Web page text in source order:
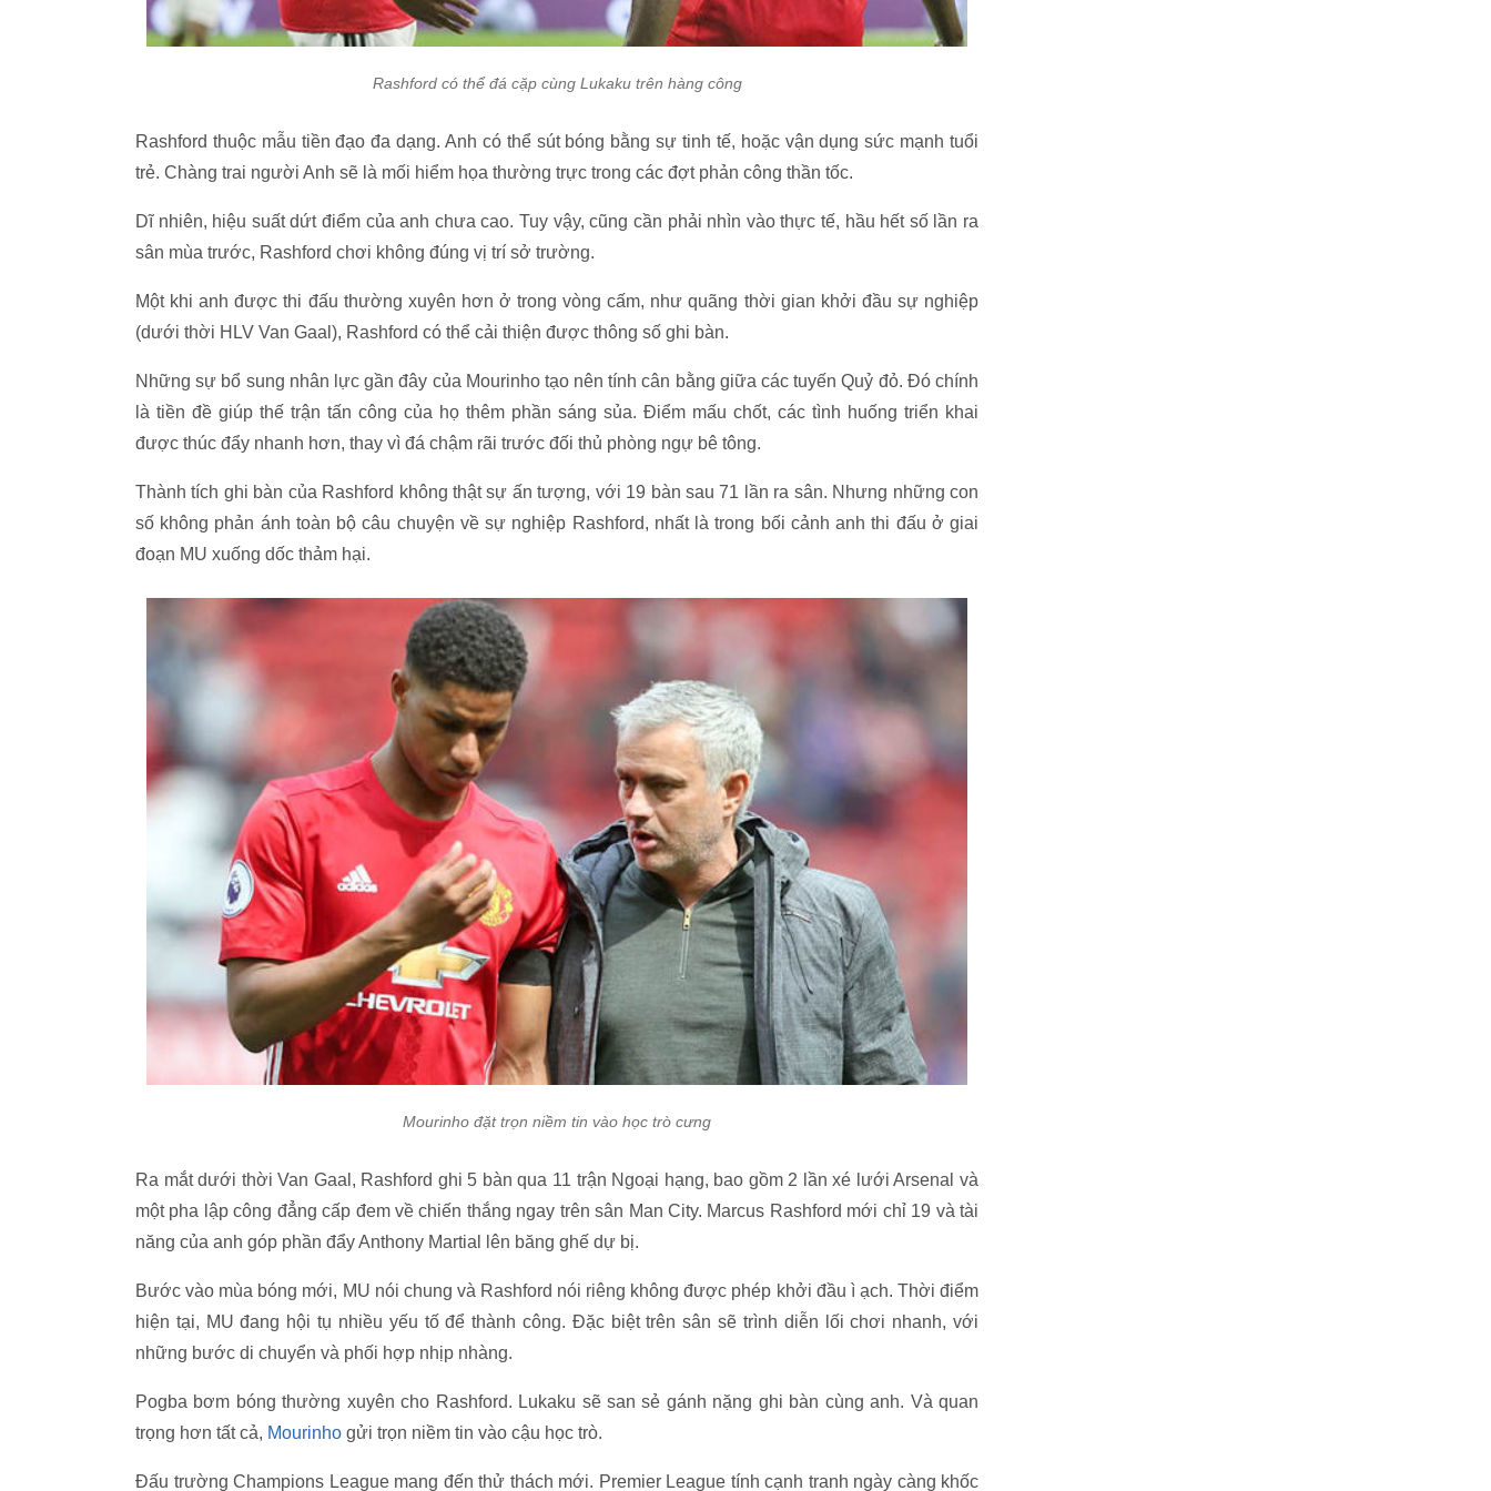
Rashford có thể đá cặp cùng Lukaku trên hàng công
Rashford thuộc mẫu tiền đạo đa dạng. Anh có thể sút bóng bằng sự tinh tế, hoặc vận dụng sức mạnh tuổi
trẻ. Chàng trai người Anh sẽ là mối hiểm họa thường trực trong các đợt phản công thần tốc.
Dĩ nhiên, hiệu suất dứt điểm của anh chưa cao. Tuy vậy, cũng cần phải nhìn vào thực tế, hầu hết số lần ra
sân mùa trước, Rashford chơi không đúng vị trí sở trường.
Một khi anh được thi đấu thường xuyên hơn ở trong vòng cấm, như quãng thời gian khởi đầu sự nghiệp
(dưới thời HLV Van Gaal), Rashford có thể cải thiện được thông số ghi bàn.
Những sự bổ sung nhân lực gần đây của Mourinho tạo nên tính cân bằng giữa các tuyến Quỷ đỏ. Đó chính
là tiền đề giúp thế trận tấn công của họ thêm phần sáng sủa. Điểm mấu chốt, các tình huống triển khai
được thúc đẩy nhanh hơn, thay vì đá chậm rãi trước đối thủ phòng ngự bê tông.
Thành tích ghi bàn của Rashford không thật sự ấn tượng, với 19 bàn sau 71 lần ra sân. Nhưng những con
số không phản ánh toàn bộ câu chuyện về sự nghiệp Rashford, nhất là trong bối cảnh anh thi đấu ở giai
đoạn MU xuống dốc thảm hại.
Mourinho đặt trọn niềm tin vào học trò cưng
Ra mắt dưới thời Van Gaal, Rashford ghi 5 bàn qua 11 trận Ngoại hạng, bao gồm 2 lần xé lưới Arsenal và
một pha lập công đẳng cấp đem về chiến thắng ngay trên sân Man City. Marcus Rashford mới chỉ 19 và tài
năng của anh góp phần đẩy Anthony Martial lên băng ghế dự bị.
Bước vào mùa bóng mới, MU nói chung và Rashford nói riêng không được phép khởi đầu ì ạch. Thời điểm
hiện tại, MU đang hội tụ nhiều yếu tố để thành công. Đặc biệt trên sân sẽ trình diễn lối chơi nhanh, với
những bước di chuyển và phối hợp nhịp nhàng.
Pogba bơm bóng thường xuyên cho Rashford. Lukaku sẽ san sẻ gánh nặng ghi bàn cùng anh. Và quan
trọng hơn tất cả, Mourinho gửi trọn niềm tin vào cậu học trò.
Đấu trường Champions League mang đến thử thách mới. Premier League tính cạnh tranh ngày càng khốc